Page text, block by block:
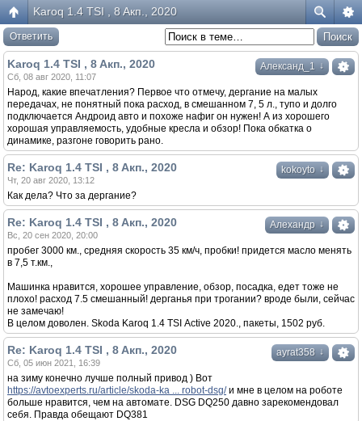
Karoq 1.4 TSI , 8 Aкп., 2020
Ответить
Александ_1 ↓
Karoq 1.4 TSI , 8 Aкп., 2020
Сб, 08 авг 2020, 11:07
Народ, какие впечатления? Первое что отмечу, дергание на малых
передачах, не понятный пока расход, в смешанном 7, 5 л., тупо и долго
подключается Андроид авто и похоже нафиг он нужен! А из хорошего
хорошая управляемость, удобные кресла и обзор! Пока обкатка о
динамике, разгоне говорить рано.
kokoyto ↓
Re: Karoq 1.4 TSI , 8 Aкп., 2020
Чт, 20 авг 2020, 13:12
Как дела? Что за дергание?
Алехандр ↓
Re: Karoq 1.4 TSI , 8 Aкп., 2020
Вс, 20 сен 2020, 20:00
пробег 3000 км., средняя скорость 35 км/ч, пробки! придется масло менять
в 7,5 т.км.,
Машинка нравится, хорошее управление, обзор, посадка, едет тоже не
плохо! расход 7.5 смешанный! дерганья при трогании? вроде были, сейчас
не замечаю!
В целом доволен. Skoda Karoq 1.4 TSI Аctive 2020., пакеты, 1502 руб.
ayrat358 ↓
Re: Karoq 1.4 TSI , 8 Aкп., 2020
Сб, 05 июн 2021, 16:39
на зиму конечно лучше полный привод ) Вот
https://avtoexperts.ru/article/skoda-ka ... robot-dsg/и мне в целом на роботе
больше нравится, чем на автомате. DSG DQ250 давно зарекомендовал
себя. Правда обещают DQ381